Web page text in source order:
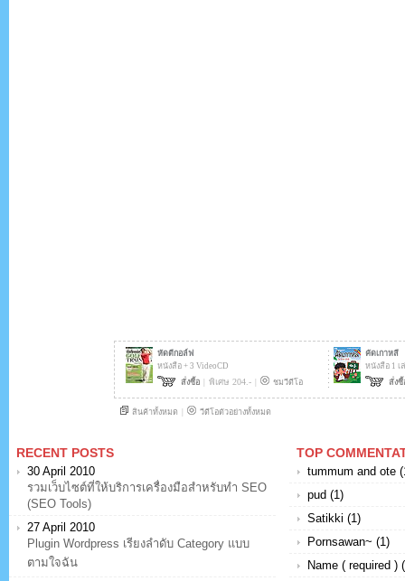
RECENT POSTS
30 April 2010
รวมเว็บไซต์ที่ให้บริการเครื่องมือสำหรับทำ SEO
(SEO Tools)
27 April 2010
Plugin Wordpress เรียงลำดับ Category แบบ
ตามใจฉัน
TOP
tummum and ote
pud (1)
Satikki (1)
Pornsawan~ (1)
Name ( required )